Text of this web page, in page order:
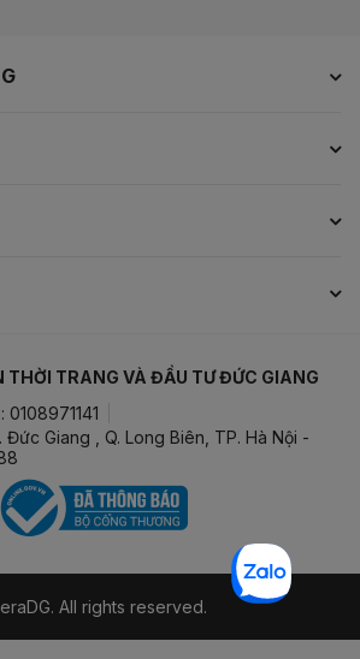
THỜI TRANG VÀ ĐẦU TƯ ĐỨC GIANG
Giang , Q. Long Biên, TP. Hà Nội -
All rights reserved.